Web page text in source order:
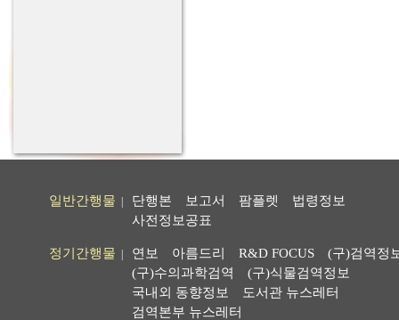
일반간행물 단행본 보고서 팜플렛
법령정보
사전정보공표
정기간행물 연보 아름드리 R&D FOCUS
(구)검역정
(구)수의과학검역
(구)식물검역정보
국내외 동향정보
도서관 뉴스레터
검역본부 뉴스레터